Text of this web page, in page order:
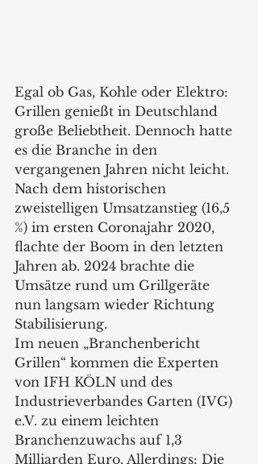
Egal ob Gas, Kohle oder Elektro:
Grillen genießt in Deutschland
große Beliebtheit. Dennoch hatte
es die Branche in den
vergangenen Jahren nicht leicht.
Nach dem historischen
zweistelligen Umsatzanstieg (16,5
%) im ersten Coronajahr 2020,
flachte der Boom in den letzten
Jahren ab. 2024 brachte die
Umsätze rund um Grillgeräte
nun langsam wieder Richtung
Stabilisierung.
Im neuen „Branchenbericht
Grillen“ kommen die Experten
von IFH KÖLN und des
Industrieverbandes Garten (IVG)
e.V. zu einem leichten
Branchenzuwachs auf 1,3
Milliarden Euro. Allerdings: Die